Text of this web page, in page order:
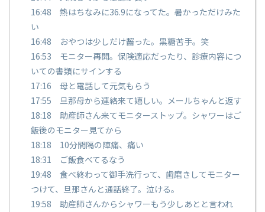
16:48 熱はちなみに36.9になってた。暑かっただけみた
い
16:48 おやつは少しだけ齧った。黒糖苦手。笑
16:53 モニター再開。保険適応だったり、診療内容につ
いての書類にサインする
17:16 母と電話して元気もらう
17:55 旦那母から連絡来て嬉しい。メールちゃんと返す
18:18 助産師さん来てモニターストップ。シャワーはご
飯後のモニター見てから
18:18 10分間隔の陣痛、痛い
18:31 ご飯食べてるなう
19:48 食べ終わって御手洗行って、歯磨きしてモニター
つけて、旦那さんと通話終了。泣ける。
19:58 助産師さんからシャワーもう少しあとと言われ